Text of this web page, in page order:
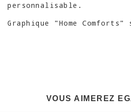
personnalisable.
Graphique "Home
VOUS AIMEREZ